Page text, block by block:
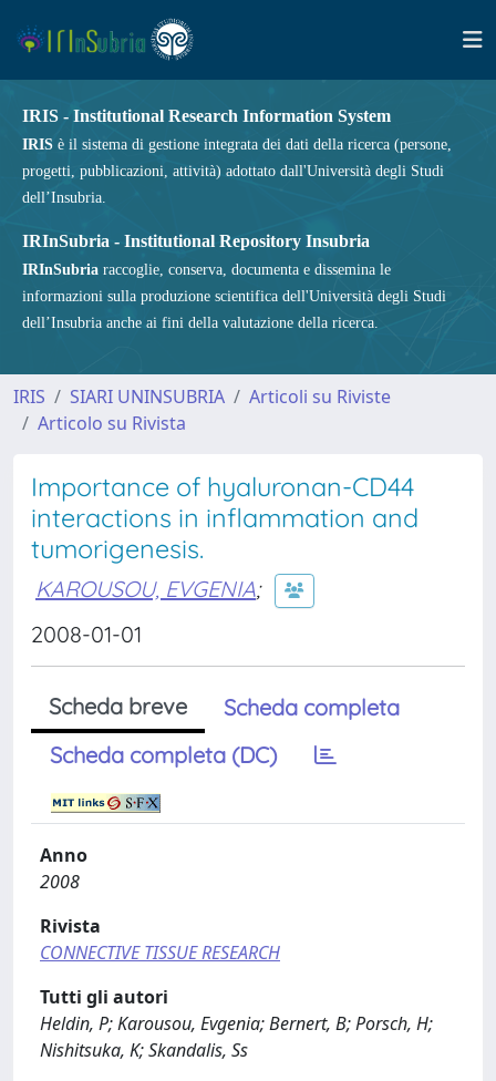
IRIS - Institutional Research Information System
IRIS è il sistema di gestione integrata dei dati della ricerca (persone,
progetti, pubblicazioni, attività) adottato dall'Università degli Studi
dell’Insubria.
IRInSubria - Institutional Repository Insubria
IRInSubria raccoglie, conserva, documenta e dissemina le
informazioni sulla produzione scientifica dell'Università degli Studi
dell’Insubria anche ai fini della valutazione della ricerca.
IRIS SIARI UNINSUBRIA
Articoli su Riviste
Articolo su Rivista
Importance of hyaluronan-CD44
interactions in inflammation and
tumorigenesis.
KAROUSOU, EVGENIA;
2008-01-01
Scheda breve
Scheda completa
Scheda completa (DC)
Anno
2008
Rivista
CONNECTIVE TISSUE RESEARCH
Tutti gli autori
Heldin, P; Karousou, Evgenia; Bernert, B; Porsch, H;
Nishitsuka, K; Skandalis, Ss